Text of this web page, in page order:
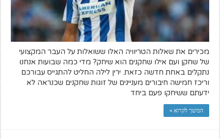
מכירים את שאלות הטריוויה האלו ששואלות על העבר המקצועי
של שחקן ועם אילו שחקנים הוא שיחק? מדי כמה שבועות אנחנו
נתקלים באחת חדשה כזאת. ירין לילה החליט להתגייס עבורכם
וריכז חמישה חיבורים מעניינים של זוגות שחקנים שכנראה לא
ידעתם ששיחקו פעם ביחד
המשך לקרוא »